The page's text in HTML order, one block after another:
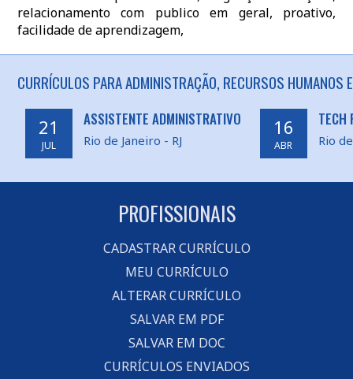
relacionamento com publico em geral, proativo,
facilidade de aprendizagem,
CURRÍCULOS PARA ADMINISTRAÇÃO, RECURSOS HUMANOS
21
JUL
ASSISTENTE ADMINISTRATIVO
Rio de Janeiro - RJ
16
ABR
TECH
Rio
PROFISSIONAIS
CADASTRAR CURRÍCULO
MEU CURRÍCULO
ALTERAR CURRÍCULO
SALVAR EM PDF
SALVAR EM DOC
CURRÍCULOS ENVIADOS